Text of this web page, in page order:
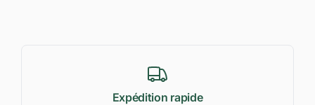
Expédition rapide